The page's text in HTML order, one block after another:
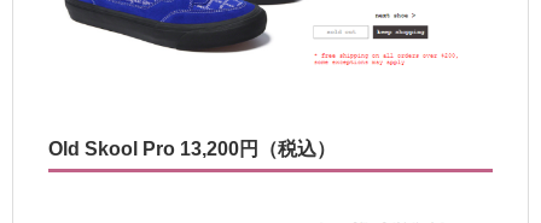
Old Skool Pro 13,200円（税込）